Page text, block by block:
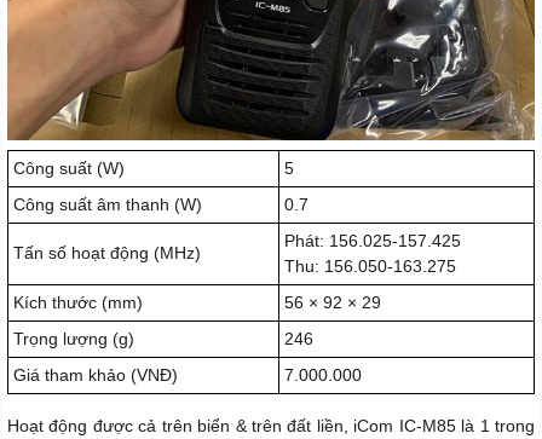
Công suất (W)
5
Công suất âm thanh (W)
0.7
Tấn số hoạt động (MHz)
Phát: 156.025-157.425
Thu: 156.050-163.275
Kích thước (mm)
56 × 92 × 29
Trọng lượng (g)
246
Giá tham khảo (VNĐ)
7.000.000
Hoạt động được cả trên biển & trên đất liền, iCom IC-M85 là 1 trong